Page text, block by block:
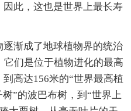
此，这也是世界上最长寿
渐成了地球植物界的统治
们是位于植物进化的最高
高达156米的“世界最高植
”的波巴布树，到“世界上